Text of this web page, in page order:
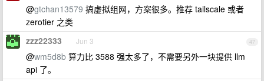
@gtchan13579 搞虚拟组网，方案很多。推荐 tailscale 或者
zerotier 之类
47
zzz22333 Jun 3
@wm5d8b 算力比 3588 强太多了，不需要另外一块提供 llm
api 了。